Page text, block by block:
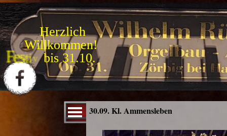
Direkt zum Seiteninhalt
Herzlich
Willkommen!
Festival 2026:
Menü überspringen30.09. Kl. Ammensleben